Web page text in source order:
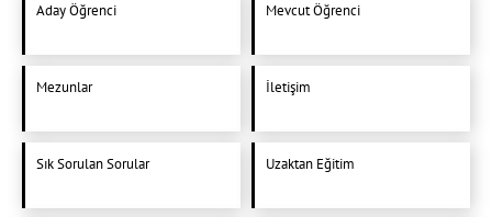
Aday Öğrenci Mevcut Öğrenci
Mezunlar İletişim
Sık Sorulan Sorular Uzaktan Eğitim